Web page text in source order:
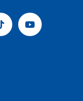
Tiktok Youtube